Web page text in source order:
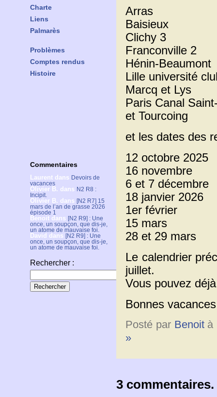
Charte
Liens
Palmarès
Problèmes
Comptes rendus
Histoire
Commentaires
Laurent dans Devoirs de
vacances
Olivier B. dans N2 R8 :
Incipit.
Olivier B. dans [N2 R7] 15
mars de l’an de grasse 2026
épisode 1
Benoit dans [N2 R9] : Une
once, un soupçon, que dis-je,
un atome de mauvaise foi.
David dans [N2 R9] : Une
once, un soupçon, que dis-je,
un atome de mauvaise foi.
Rechercher :
Arras
Baisieux
Clichy 3
Franconville 2
Hénin-Beaumont
Lille université
Marcq et Lys
Paris Canal
et Tourcoing
et les dates des
12 octobre 2025
16 novembre
6 et 7 décembre
18 janvier 2026
1er février
15 mars
28 et 29 mars
Le calendrier
juillet.
Vous pouvez
Bonnes
Posté par Benoità
»
3 commentaires.